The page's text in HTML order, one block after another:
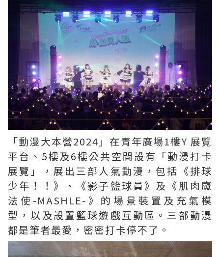
「動漫大本營2024」在青年廣場1樓Y 展覽
平台、5樓及6樓公共空間設有「動漫打卡
展覽」，展出三部人氣動漫，包括《排球
少年！！》、《影子籃球員》及《肌肉魔
法使-MASHLE-》的場景裝置及充氣模
型，以及設置籃球遊戲互動區。三部動漫
都是筆者最愛，密密打卡停不了。